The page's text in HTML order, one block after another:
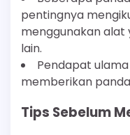
pentingnya
menggunakan
lain.
Pendapat
memberikan
Tips Sebelum